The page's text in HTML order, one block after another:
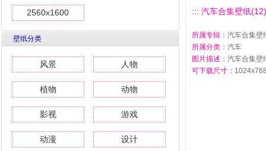
2560x1600
壁纸分类
风景 人物
植物 动物
影视 游戏
动漫 设计
::: 汽车合集壁纸
所属专辑 ：汽车合集壁
所属分类 ：汽车
图片描述 ：汽车合集
可下载尺寸 ：